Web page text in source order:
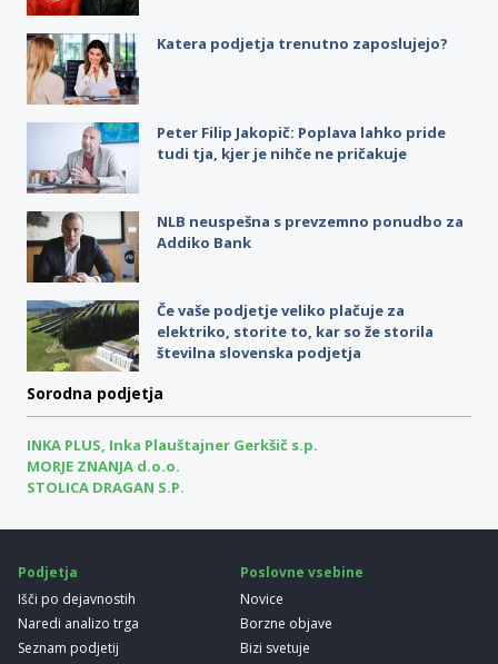
Katera podjetja trenutno zaposlujejo?
Peter Filip Jakopič: Poplava lahko pride
tudi tja, kjer je nihče ne pričakuje
NLB neuspešna s prevzemno ponudbo za
Addiko Bank
Če vaše podjetje veliko plačuje za
elektriko, storite to, kar so že storila
številna slovenska podjetja
Sorodna podjetja
INKA PLUS, Inka Plauštajner Gerkšič s.p.
MORJE ZNANJA d.o.o.
STOLICA DRAGAN S.P.
Podjetja
Išči po dejavnostih
Naredi analizo trga
Seznam podjetij
Poslovne vsebine
Novice
Borzne objave
Bizi svetuje